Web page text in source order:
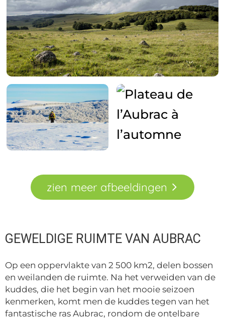
zien meer afbeeldingen
GEWELDIGE RUIMTE VAN AUBRAC
Op een oppervlakte van 2 500 km2, delen bossen
en weilanden de ruimte. Na het verweiden van de
kuddes, die het begin van het mooie seizoen
kenmerken, komt men de kuddes tegen van het
fantastische ras Aubrac, rondom de ontelbare